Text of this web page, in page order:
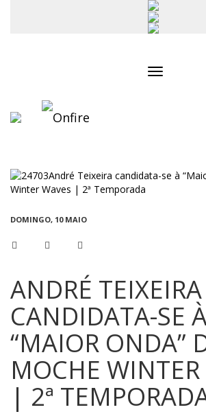
DOMINGO, 10 MAIO
ANDRÉ TEIXEIRA
CANDIDATA-SE
“MAIOR ONDA”
MOCHE WINTER
| 2ª